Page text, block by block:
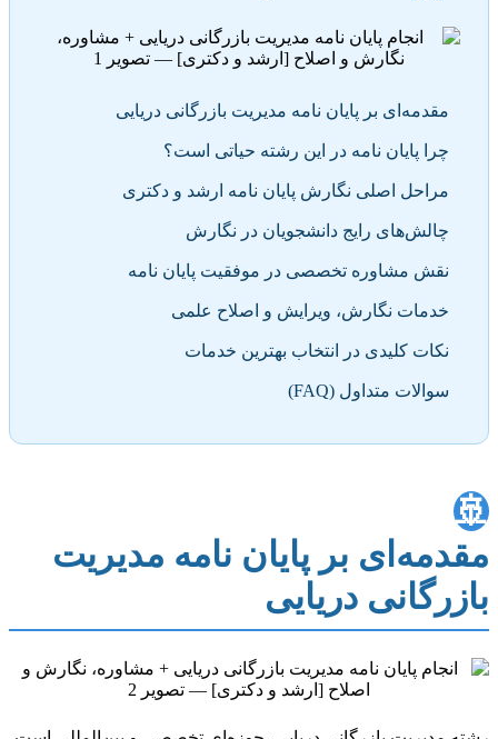
مقدمه‌ای بر پایان نامه مدیریت بازرگانی دریایی
چرا پایان نامه در این رشته حیاتی است؟
مراحل اصلی نگارش پایان نامه ارشد و دکتری
چالش‌های رایج دانشجویان در نگارش
نقش مشاوره تخصصی در موفقیت پایان نامه
خدمات نگارش، ویرایش و اصلاح علمی
نکات کلیدی در انتخاب بهترین خدمات
سوالات متداول (FAQ)
🚢
مقدمه‌ای بر پایان نامه مدیریت
بازرگانی دریایی